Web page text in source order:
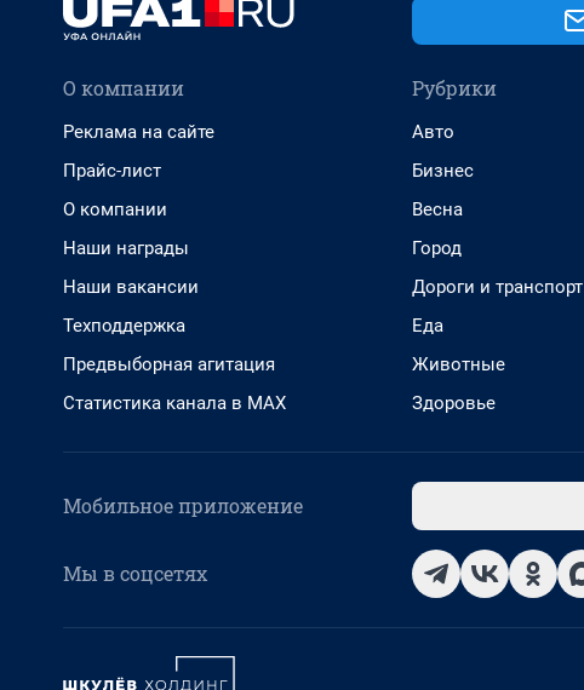
О компании
Реклама на сайте
Прайс-лист
О компании
Наши награды
Наши вакансии
Техподдержка
Предвыборная агитация
Статистика канала в MAX
Рубрики
Авто
Бизнес
Весна
Город
Дороги и транспорт
Еда
Животные
Здоровье
Мобильное приложение
Мы в соцсетях